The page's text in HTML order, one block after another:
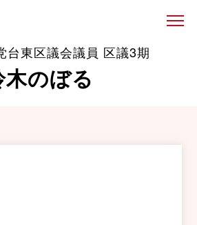
台東区議会議員 区議3期
木のぼる